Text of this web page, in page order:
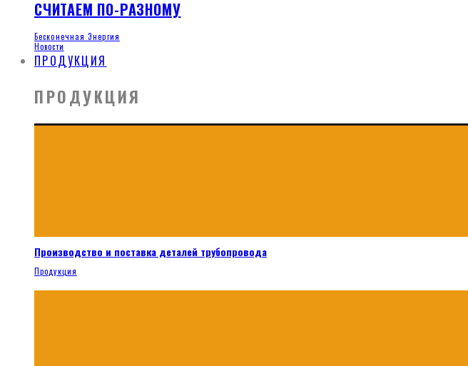
СЧИТАЕМ ПО-РАЗНОМУ
Бесконечная Энергия
Новости
ПРОДУКЦИЯ
ПРОДУКЦИЯ
Производство и поставка деталей трубопровода
Продукция